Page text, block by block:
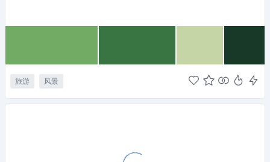
旅游 风景